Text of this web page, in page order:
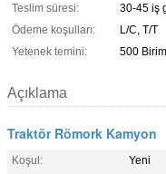
Teslim süresi:
30-45 iş
Ödeme koşulları:
L/C, T/T
Yetenek temini:
500
Açıklama
Traktör Römork Kamyon
Koşul:
Yeni